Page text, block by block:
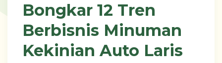
Bongkar 12 Tren
Berbisnis Minuman
Kekinian Auto Laris